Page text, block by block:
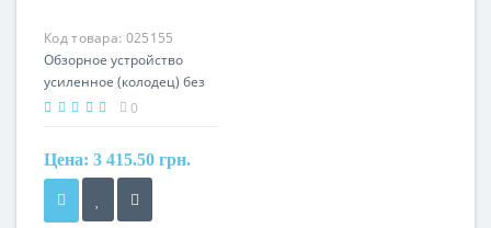
Код товара: 025155
Обзорное устройство
усиленное (колодец) без
крышки 550x550, серое
0
Цена: 3 415.50 грн.